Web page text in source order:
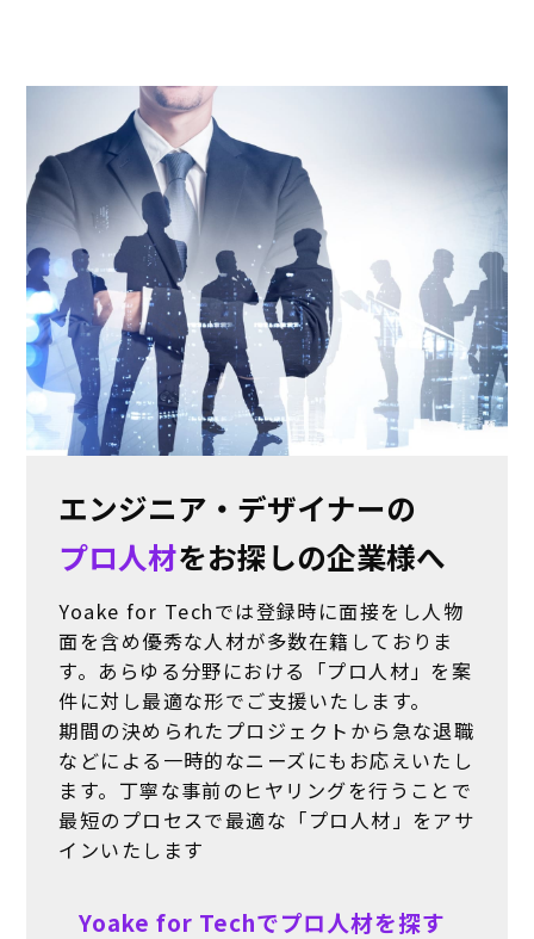
エンジニア・デザイナーの
プロ人材をお探しの企業様へ
Yoake for Techでは登録時に面接をし人物
面を含め優秀な人材が多数在籍しておりま
す。あらゆる分野における「プロ人材」を案
件に対し最適な形でご支援いたします。
期間の決められたプロジェクトから急な退職
などによる一時的なニーズにもお応えいたし
ます。丁寧な事前のヒヤリングを行うことで
最短のプロセスで最適な「プロ人材」をアサ
インいたします
Yoake for Techでプロ人材を探す